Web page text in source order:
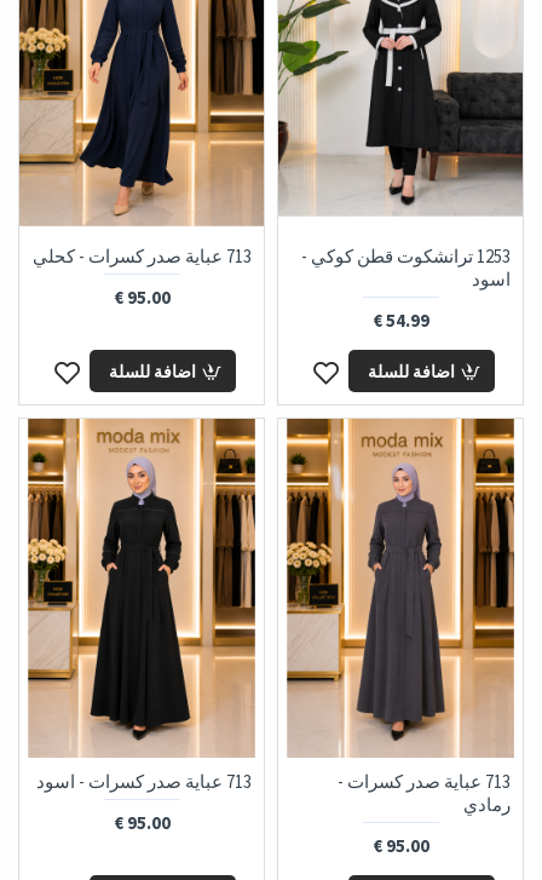
1253 ترانشكوت قطن كوكي -
اسود
54.99 €
اضافة للسلة
713 عباية صدر كسرات - كحلي
95.00 €
اضافة للسلة
713 عباية صدر كسرات -
رمادي
95.00 €
713 عباية صدر كسرات - اسود
95.00 €